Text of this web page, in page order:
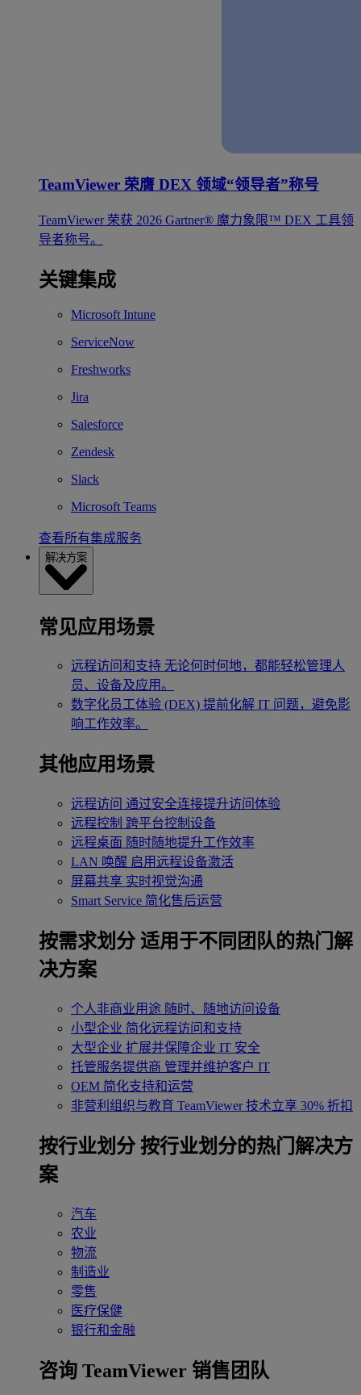
TeamViewer 荣膺 DEX 领域“领导者”称号
TeamViewer 荣获 2026 Gartner® 魔力象限™ DEX 工具领
导者称号。
关键集成
Microsoft Intune
ServiceNow
Freshworks
Jira
Salesforce
Zendesk
Slack
Microsoft Teams
查看所有集成服务
解决方案
常见应用场景
远程访问和支持 无论何时何地，都能轻松管理人
员、设备及应用。
数字化员工体验 (DEX) 提前化解 IT 问题，避免影
响工作效率。
其他应用场景
远程访问 通过安全连接提升访问体验
远程控制 跨平台控制设备
远程桌面 随时随地提升工作效率
LAN 唤醒 启用远程设备激活
屏幕共享 实时视觉沟通
Smart Service 简化售后运营
按需求划分 适用于不同团队的热门解
决方案
个人非商业用途 随时、随地访问设备
小型企业 简化远程访问和支持
大型企业 扩展并保障企业 IT 安全
托管服务提供商 管理并维护客户 IT
OEM 简化支持和运营
非营利组织与教育 TeamViewer 技术立享 30% 折扣
‌按行业划分 按行业划分的热门解决方
案
汽车
农业
物流
制造业
零售
医疗保健
银行和金融
咨询 TeamViewer 销售团队